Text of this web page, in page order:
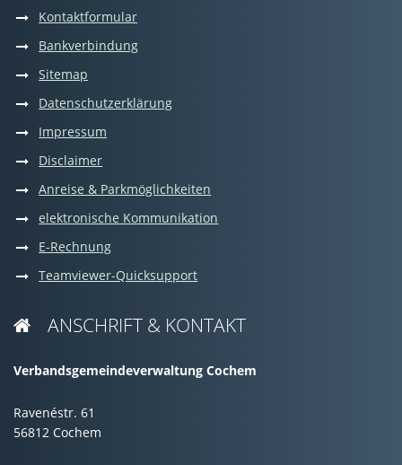
Kontaktformular
Bankverbindung
Sitemap
Datenschutzerklärung
Impressum
Disclaimer
Anreise & Parkmöglichkeiten
elektronische Kommunikation
E-Rechnung
Teamviewer-Quicksupport
 ANSCHRIFT & KONTAKT
Verbandsgemeindeverwaltung Cochem
Ravenéstr. 61
56812 Cochem